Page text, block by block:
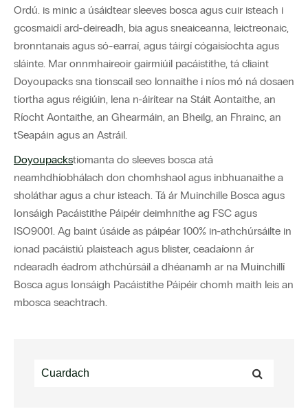
Ordú. is minic a úsáidtear sleeves bosca agus cuir isteach i
gcosmaidí ard-deireadh, bia agus sneaiceanna, leictreonaic,
bronntanais agus só-earraí, agus táirgí cógaisíochta agus
sláinte. Mar onnmhaireoir gairmiúil pacáistithe, tá cliaint
Doyoupacks sna tionscail seo lonnaithe i níos mó ná dosaen
tíortha agus réigiúin, lena n-áirítear na Stáit Aontaithe, an
Ríocht Aontaithe, an Ghearmáin, an Bheilg, an Fhrainc, an
tSeapáin agus an Astráil.
Doyoupackstiomanta do sleeves bosca atá
neamhdhíobhálach don chomhshaol agus inbhuanaithe a
sholáthar agus a chur isteach. Tá ár Muinchille Bosca agus
Ionsáigh Pacáistithe Páipéir deimhnithe ag FSC agus
ISO9001. Ag baint úsáide as páipéar 100% in-athchúrsáilte in
ionad pacáistiú plaisteach agus blister, ceadaíonn ár
ndearadh éadrom athchúrsáil a dhéanamh ar na Muinchillí
Bosca agus Ionsáigh Pacáistithe Páipéir chomh maith leis an
mbosca seachtrach.